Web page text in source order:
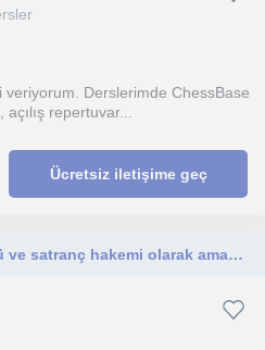
Derslerimde ChessBase
repertuvar...
Ücretsiz iletişime geç
Satranç 1.kademe antrenörü ve satranç hakemi olarak amatör olarak satranç öğrenmek isteyen tüm öğrencilere ders verilir